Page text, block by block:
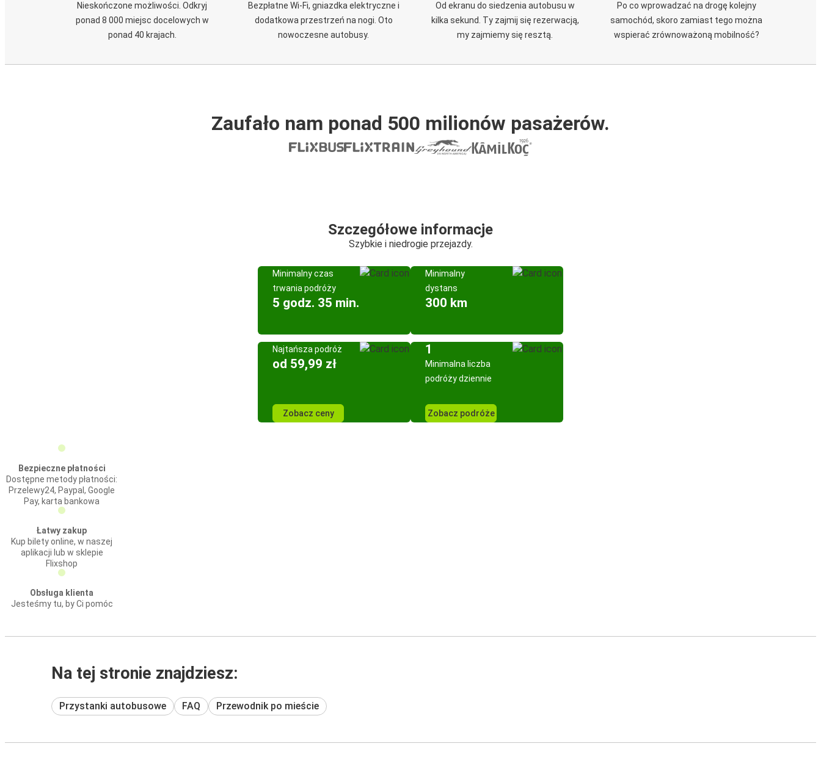
Nieskończone możliwości. Odkryj
ponad 8 000 miejsc docelowych w
ponad 40 krajach.
Bezpłatne Wi-Fi, gniazdka elektryczne i
dodatkowa przestrzeń na nogi. Oto
nowoczesne autobusy.
Od ekranu do siedzenia autobusu w
kilka sekund. Ty zajmij się rezerwacją,
my zajmiemy się resztą.
Po co wprowadzać na drogę kolejny
samochód, skoro zamiast tego można
wspierać zrównoważoną mobilność?
Zaufało nam ponad 500 milionów pasażerów.
Szczegółowe informacje
Szybkie i niedrogie przejazdy.
Minimalny czas
trwania podróży
5 godz. 35 min.
Minimalny
dystans
300 km
Najtańsza podróż
od 59,99 zł
Zobacz ceny
1
Minimalna liczba
podróży dziennie
Zobacz podróże
Bezpieczne płatności
Dostępne metody płatności:
Przelewy24, Paypal, Google
Pay, karta bankowa
Łatwy zakup
Kup bilety online, w naszej
aplikacji lub w sklepie
Flixshop
Obsługa klienta
Jesteśmy tu, by Ci pomóc
Na tej stronie znajdziesz:
Przystanki autobusowe FAQ Przewodnik po mieście